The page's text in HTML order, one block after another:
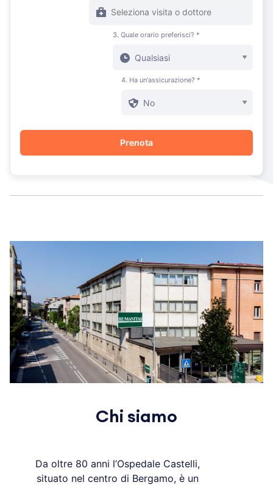
3. Quale orario preferisci? *
4. Ha un'assicurazione? *
Chi siamo
Da oltre 80 anni l’Ospedale Castelli,
situato nel centro di Bergamo, è un